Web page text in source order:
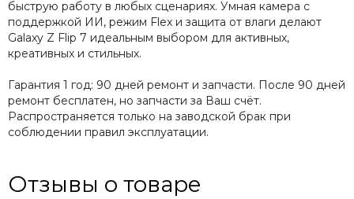
быструю работу в любых сценариях. Умная камера с
поддержкой ИИ, режим Flex и защита от влаги делают
Galaxy Z Flip 7 идеальным выбором для активных,
креативных и стильных.
Гарантия 1 год: 90 дней ремонт и запчасти. После 90 дней
ремонт бесплатен, но запчасти за Ваш счёт.
Распространяется только на заводской брак при
соблюдении правил эксплуатации.
Отзывы о товаре